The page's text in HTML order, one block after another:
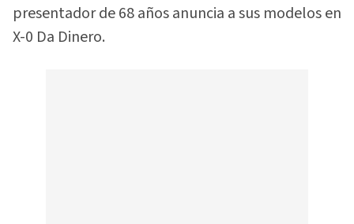
presentador de 68 años anuncia a sus modelos en
X-0 Da Dinero.